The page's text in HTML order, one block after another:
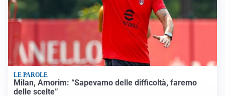
LE PAROLE
Milan, Amorim: “Sapevamo delle difficoltà, faremo
delle scelte”